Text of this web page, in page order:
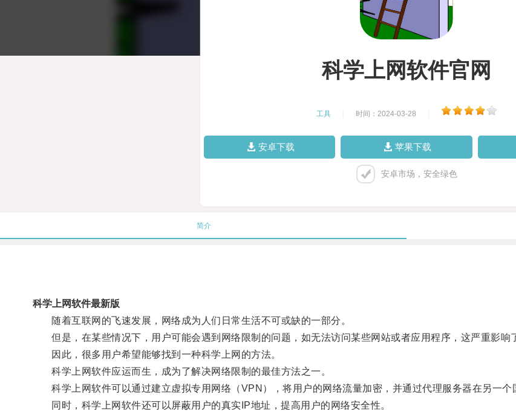
科学上网软件官网
工具 时间：2024-03-28
安卓下载 苹果下载
安卓市场，安全绿色
简介
科学上网软件最新版
随着互联网的飞速发展，网络成为人们日常生活不可或缺的一部分。
但是，在某些情况下，用户可能会遇到网络限制的问题，如无法访问某些网站或者应用程序，这严重影响
因此，很多用户希望能够找到一种科学上网的方法。
科学上网软件应运而生，成为了解决网络限制的最佳方法之一。
科学上网软件可以通过建立虚拟专用网络（VPN），将用户的网络流量加密，并通过代理服务器在另一个
同时，科学上网软件还可以屏蔽用户的真实IP地址，提高用户的网络安全性。